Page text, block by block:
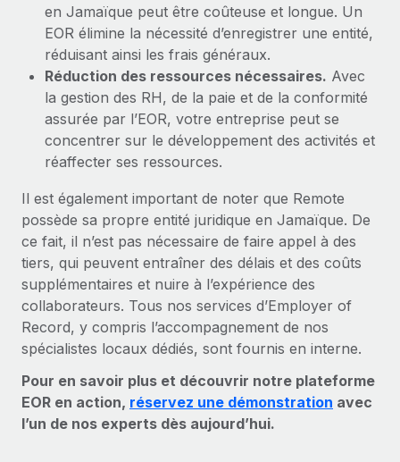
en Jamaïque peut être coûteuse et longue. Un
EOR élimine la nécessité d’enregistrer une entité,
réduisant ainsi les frais généraux.
Réduction des ressources nécessaires. Avec
la gestion des RH, de la paie et de la conformité
assurée par l’EOR, votre entreprise peut se
concentrer sur le développement des activités et
réaffecter ses ressources.
Il est également important de noter que Remote
possède sa propre entité juridique en Jamaïque. De
ce fait, il n’est pas nécessaire de faire appel à des
tiers, qui peuvent entraîner des délais et des coûts
supplémentaires et nuire à l’expérience des
collaborateurs. Tous nos services d’Employer of
Record, y compris l’accompagnement de nos
spécialistes locaux dédiés, sont fournis en interne.
Pour en savoir plus et découvrir notre plateforme
EOR en action, réservez une démonstration avec
l’un de nos experts dès aujourd’hui.